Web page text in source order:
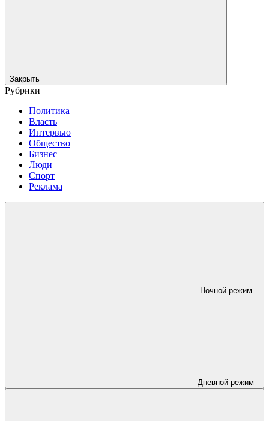
Закрыть
Рубрики
Политика
Власть
Интервью
Общество
Бизнес
Люди
Спорт
Реклама
Ночной режим
Дневной режим